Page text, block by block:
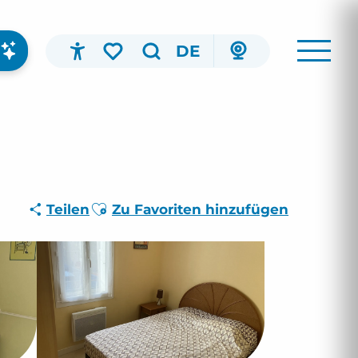
DE
Teilen Ajouter aux favoris
Zu Favoriten hinzufügen